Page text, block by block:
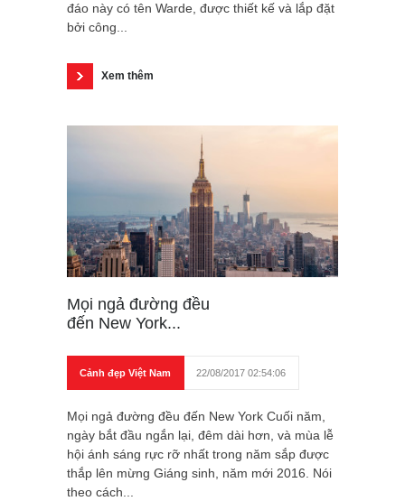
đáo này có tên Warde, được thiết kế và lắp đặt
bởi công...
Xem thêm
Mọi ngả đường đều
đến New York...
Cảnh đẹp Việt Nam 22/08/2017 02:54:06
Mọi ngả đường đều đến New York Cuối năm,
ngày bắt đầu ngắn lại, đêm dài hơn, và mùa lễ
hội ánh sáng rực rỡ nhất trong năm sắp được
thắp lên mừng Giáng sinh, năm mới 2016. Nói
theo cách...